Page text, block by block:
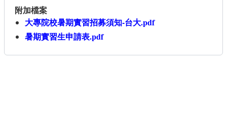
附加檔案
大專院校暑期實習招募須知-台大.pdf
暑期實習生申請表.pdf